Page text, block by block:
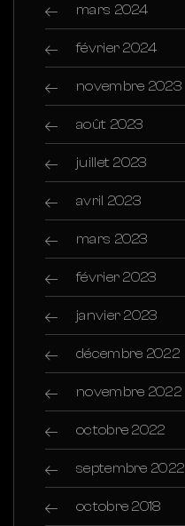
mars 2024
février 2024
novembre 2023
août 2023
juillet 2023
avril 2023
mars 2023
février 2023
janvier 2023
décembre 2022
novembre 2022
octobre 2022
septembre 2022
octobre 2018